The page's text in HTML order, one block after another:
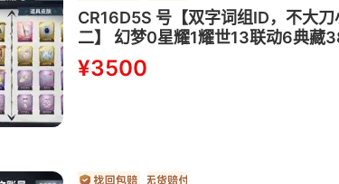
CR16D5S 号【双字词组ID，不大
二】 幻梦0星耀1耀世13联动6典藏
梦,薇薇安-海月息潮,莉莉-瑶台梦,
儿-镜花辞,零-狡,巫铃儿-上官子怡,
¥3500